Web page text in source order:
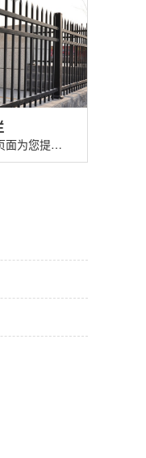
锌钢围墙护栏页面为您提供锌钢围墙护栏价格、图片、介绍、规格、参数、特点、优势、应用以及锌钢围墙护栏厂家电话、地址等信息。...